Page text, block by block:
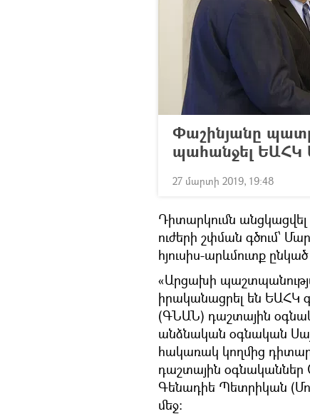
Փաշինյանը
պահանջել
27 մարտի 2019, 19:48
Դիտարկումն
ուժերի շփման գծում՝
հյուսիս-արևմուտք
«Արցախի
իրականացրել են ԵԱՀԿ
(ԳՆԱՆ) դաշտային
անձնական օգնական
հակառակ կողմից
դաշտային օգնականներ
Գենադիե Պետրիկան
մեջ։